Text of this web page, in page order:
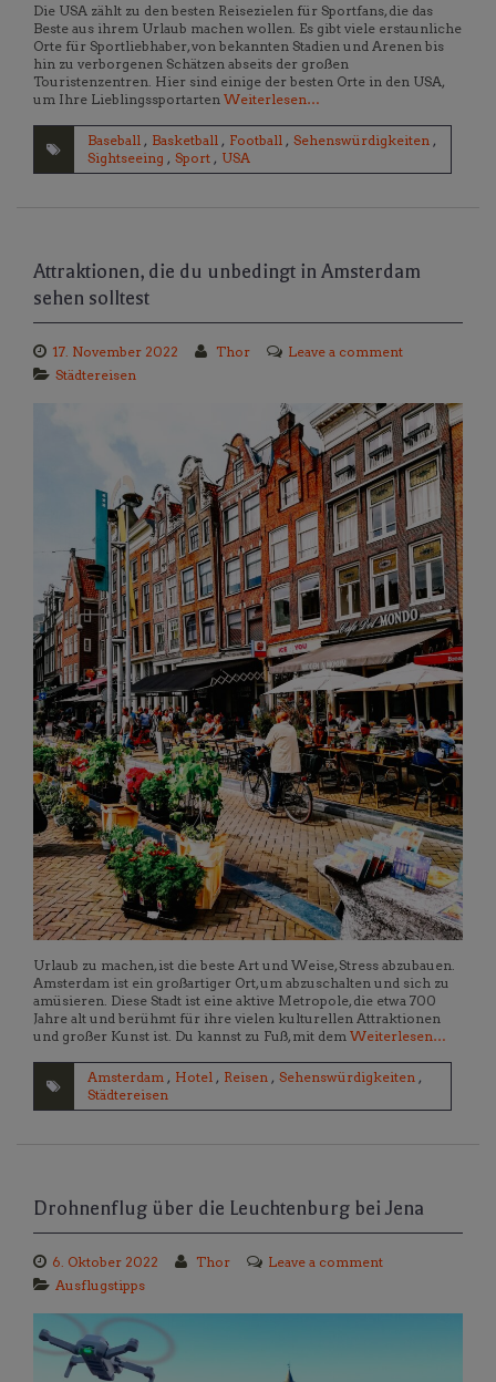
Die USA zählt zu den besten Reisezielen für Sportfans, die das
Beste aus ihrem Urlaub machen wollen. Es gibt viele erstaunliche
Orte für Sportliebhaber, von bekannten Stadien und Arenen bis
hin zu verborgenen Schätzen abseits der großen
Touristenzentren. Hier sind einige der besten Orte in den USA,
um Ihre Lieblingssportarten Weiterlesen…
Baseball , Basketball , Football , Sehenswürdigkeiten ,
Sightseeing , Sport , USA
Attraktionen, die du unbedingt in Amsterdam
sehen solltest
17. November 2022 Thor
Leave a comment
Städtereisen
Urlaub zu machen, ist die beste Art und Weise, Stress abzubauen.
Amsterdam ist ein großartiger Ort, um abzuschalten und sich zu
amüsieren. Diese Stadt ist eine aktive Metropole, die etwa 700
Jahre alt und berühmt für ihre vielen kulturellen Attraktionen
und großer Kunst ist. Du kannst zu Fuß, mit dem Weiterlesen…
Amsterdam , Hotel , Reisen , Sehenswürdigkeiten ,
Städtereisen
Drohnenflug über die Leuchtenburg bei Jena
6. Oktober 2022 Thor
Leave a comment
Ausflugstipps